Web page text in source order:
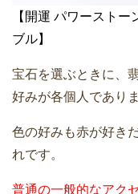
【開運 パワースト
ブル】
宝石を選ぶときに、
好みが各個人であり
色の好みも赤が好き
れです。
普通の一般的なアク